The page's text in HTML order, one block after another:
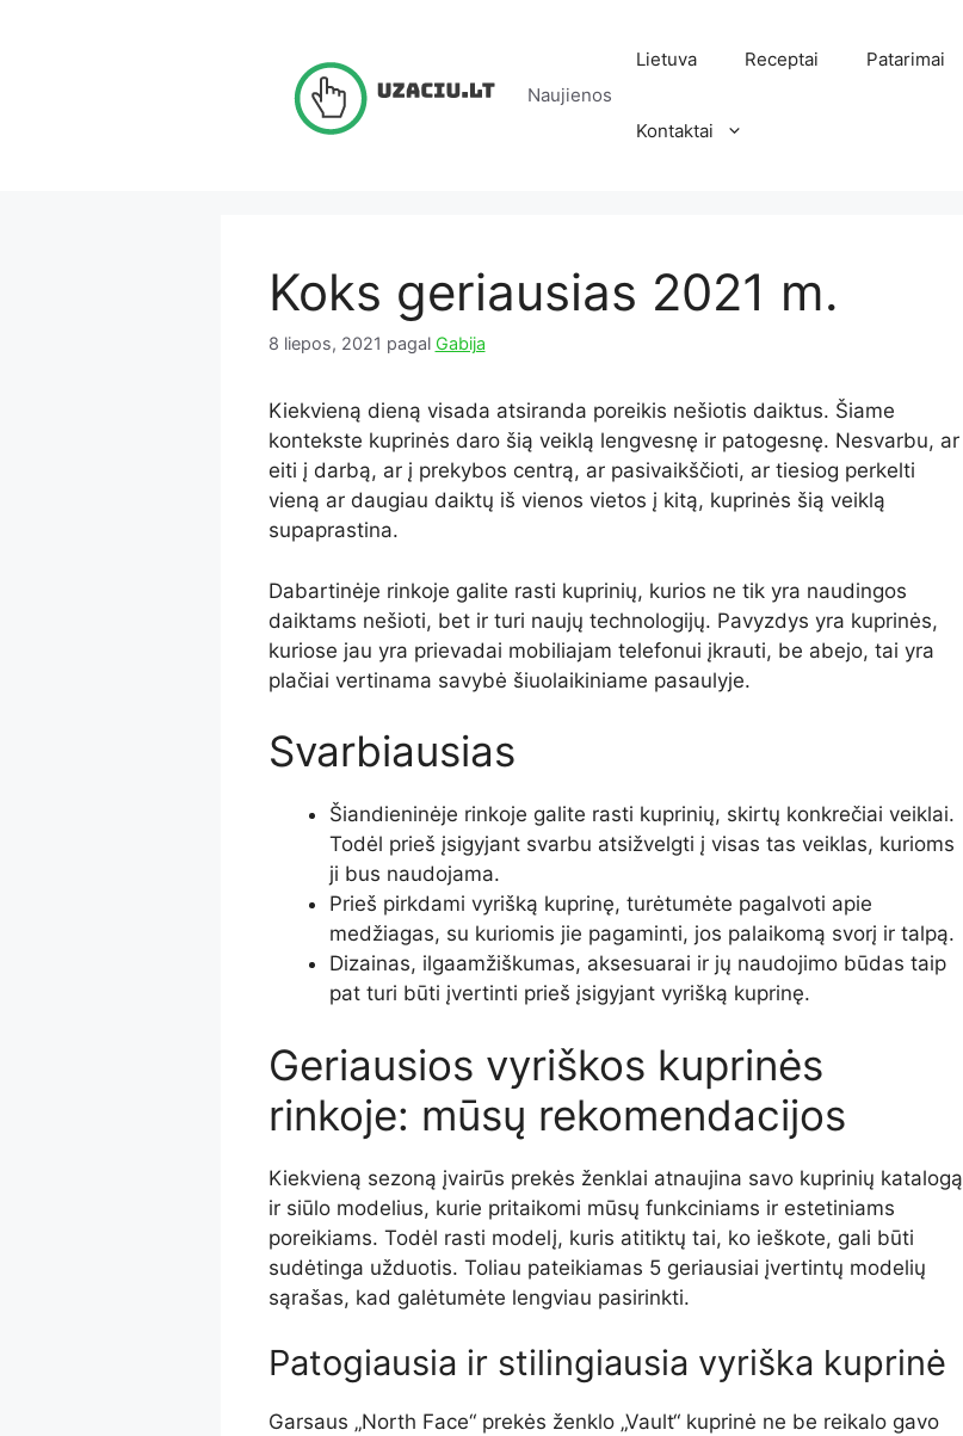
Naujienos
Lietuva Receptai Patarimai
Kontaktai
Koks geriausias 2021 m.
8 liepos, 2021 pagal Gabija
Kiekvieną dieną visada atsiranda poreikis nešiotis daiktus. Šiame
kontekste kuprinės daro šią veiklą lengvesnę ir patogesnę. Nesvarbu, ar
eiti į darbą, ar į prekybos centrą, ar pasivaikščioti, ar tiesiog perkelti
vieną ar daugiau daiktų iš vienos vietos į kitą, kuprinės šią veiklą
supaprastina.
Dabartinėje rinkoje galite rasti kuprinių, kurios ne tik yra naudingos
daiktams nešioti, bet ir turi naujų technologijų. Pavyzdys yra kuprinės,
kuriose jau yra prievadai mobiliajam telefonui įkrauti, be abejo, tai yra
plačiai vertinama savybė šiuolaikiniame pasaulyje.
Svarbiausias
Šiandieninėje rinkoje galite rasti kuprinių, skirtų konkrečiai veiklai.
Todėl prieš įsigyjant svarbu atsižvelgti į visas tas veiklas, kurioms
ji bus naudojama.
Prieš pirkdami vyrišką kuprinę, turėtumėte pagalvoti apie
medžiagas, su kuriomis jie pagaminti, jos palaikomą svorį ir talpą.
Dizainas, ilgaamžiškumas, aksesuarai ir jų naudojimo būdas taip
pat turi būti įvertinti prieš įsigyjant vyrišką kuprinę.
Geriausios vyriškos kuprinės
rinkoje: mūsų rekomendacijos
Kiekvieną sezoną įvairūs prekės ženklai atnaujina savo kuprinių katalogą
ir siūlo modelius, kurie pritaikomi mūsų funkciniams ir estetiniams
poreikiams. Todėl rasti modelį, kuris atitiktų tai, ko ieškote, gali būti
sudėtinga užduotis. Toliau pateikiamas 5 geriausiai įvertintų modelių
sąrašas, kad galėtumėte lengviau pasirinkti.
Patogiausia ir stilingiausia vyriška kuprinė
Garsaus „North Face“ prekės ženklo „Vault“ kuprinė ne be reikalo gavo